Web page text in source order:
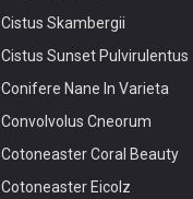
Cistus Skambergii
Cistus Sunset Pulvirulentus
Conifere Nane In Varieta
Convolvolus Cneorum
Cotoneaster Coral Beauty
Cotoneaster Eicolz